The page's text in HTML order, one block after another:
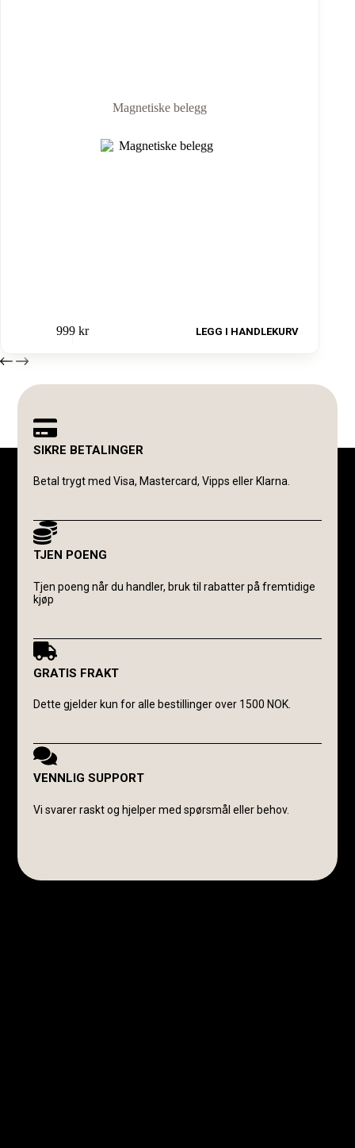
Magnetiske belegg
999 kr LEGG I HANDLEKURV
SIKRE BETALINGER
Betal trygt med Visa, Mastercard, Vipps eller Klarna.
TJEN POENG
Tjen poeng når du handler, bruk til rabatter på fremtidige
kjøp
GRATIS FRAKT
Dette gjelder kun for alle bestillinger over 1500 NOK.
VENNLIG SUPPORT
Vi svarer raskt og hjelper med spørsmål eller behov.